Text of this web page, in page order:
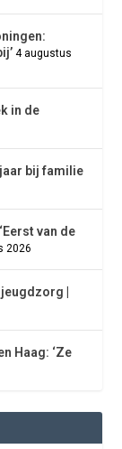
4 augustus
in de
bij familie
van de
2026
|
Haag: ‘Ze